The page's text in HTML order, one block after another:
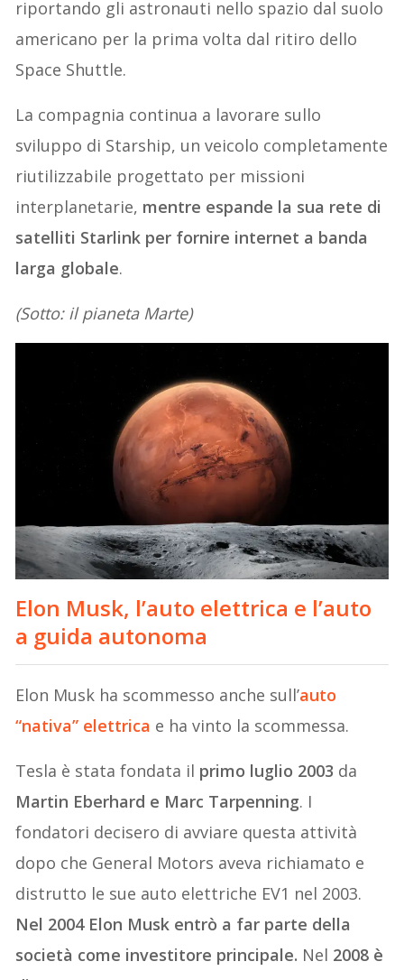
riportando gli astronauti nello spazio dal suolo
americano per la prima volta dal ritiro dello
Space Shuttle.
La compagnia continua a lavorare sullo
sviluppo di Starship, un veicolo completamente
riutilizzabile progettato per missioni
interplanetarie, mentre espande la sua rete di
satelliti Starlink per fornire internet a banda
larga globale.
(Sotto: il pianeta Marte)
Elon Musk, l’auto elettrica e l’auto
a guida autonoma
Elon Musk ha scommesso anche sull’auto
“nativa” elettrica e ha vinto la scommessa.
Tesla è stata fondata il primo luglio 2003 da
Martin Eberhard e Marc Tarpenning. I
fondatori decisero di avviare questa attività
dopo che General Motors aveva richiamato e
distrutto le sue auto elettriche EV1 nel 2003.
Nel 2004 Elon Musk entrò a far parte della
società come investitore principale. Nel 2008 è